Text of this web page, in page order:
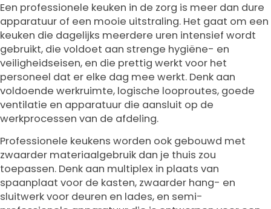
Een professionele keuken in de zorg is meer dan dure
apparatuur of een mooie uitstraling. Het gaat om een
keuken die dagelijks meerdere uren intensief wordt
gebruikt, die voldoet aan strenge hygiëne- en
veiligheidseisen, en die prettig werkt voor het
personeel dat er elke dag mee werkt. Denk aan
voldoende werkruimte, logische looproutes, goede
ventilatie en apparatuur die aansluit op de
werkprocessen van de afdeling.
Professionele keukens worden ook gebouwd met
zwaarder materiaalgebruik dan je thuis zou
toepassen. Denk aan multiplex in plaats van
spaanplaat voor de kasten, zwaarder hang- en
sluitwerk voor deuren en lades, en semi-